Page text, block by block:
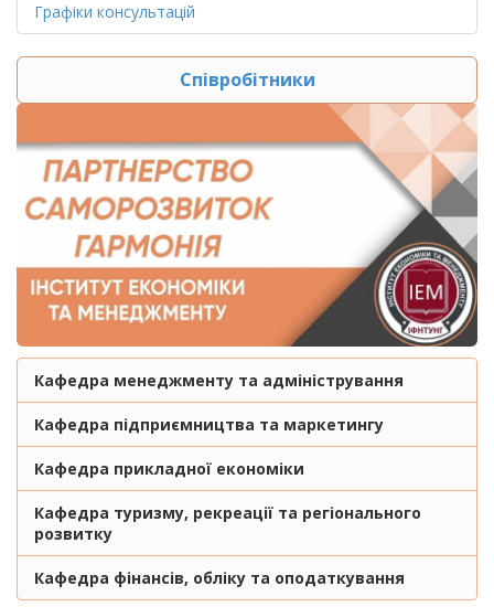
Графіки консультацій
Співробітники
Кафедра менеджменту та адміністрування
Кафедра підприємництва та маркетингу
Кафедра прикладної економіки
Кафедра туризму, рекреації та регіонального
розвитку
Кафедра фінансів, обліку та оподаткування